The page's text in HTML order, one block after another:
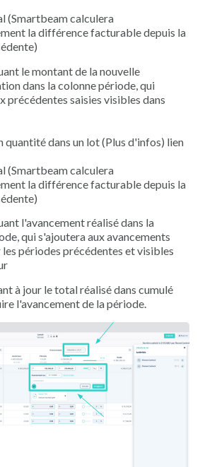
(Smartbeam calculera
la différence facturable depuis la
le montant de la nouvelle
dans la colonne période, qui
précédentes saisies visibles dans
quantité dans un lot (Plus d'infos) lien
(Smartbeam calculera
la différence facturable depuis la
l'avancement réalisé dans la
qui s'ajoutera aux avancements
périodes précédentes et visibles
à jour le total réalisé dans cumulé
l'avancement de la période.